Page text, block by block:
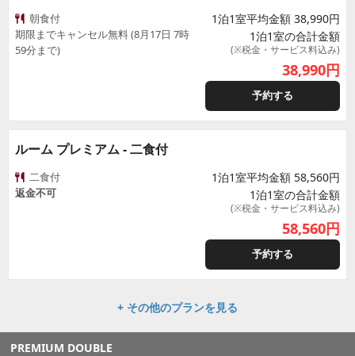
朝食付
期限までキャンセル無料 (8月17日 7時
59分まで)
1泊1室平均金額 38,990円
1泊1室の合計金額
(※税金・サービス料込み)
38,990円
予約する
ルーム プレミアム - 二食付
二食付
返金不可
1泊1室平均金額 58,560円
1泊1室の合計金額
(※税金・サービス料込み)
58,560円
予約する
+ その他のプランを見る
PREMIUM DOUBLE